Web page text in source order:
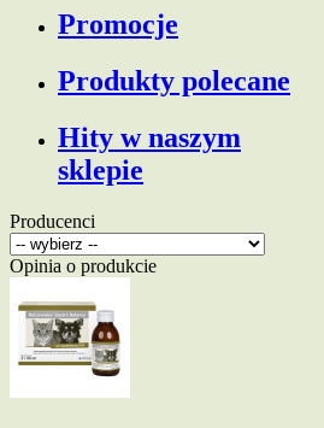
Promocje
Produkty polecane
Hity w naszym
sklepie
Producenci
Opinia o produkcie